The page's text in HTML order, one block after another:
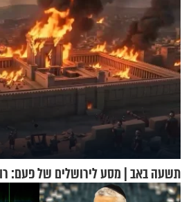
תשעה באב | מסע לירושלים של פעם: